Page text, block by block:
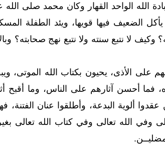
الواحد القهار وكان محمد صلى الله
الضعيف فيها قويها، ويئد الطفلة
لا نتبع سنته ولا نتبع نهج صحابته؟
الأذى، يحيون بكتاب الله الموتى،
أحسن آثارهم على الناس، وما أقبح
ألوية البدعة، وأطلقوا عنان
وفي الله تعالى وفي كتاب الله تعالى